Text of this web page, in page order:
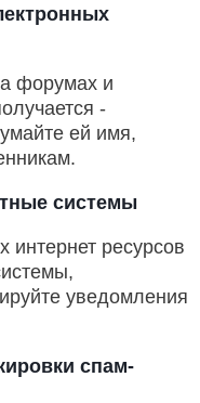
форумах и
-
ей имя,
системы
ресурсов
уведомления
спам-